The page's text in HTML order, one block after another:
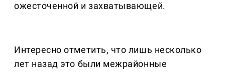
ожесточенной и захватывающей.
Интересно отметить, что лишь несколько
лет назад это были межрайонные